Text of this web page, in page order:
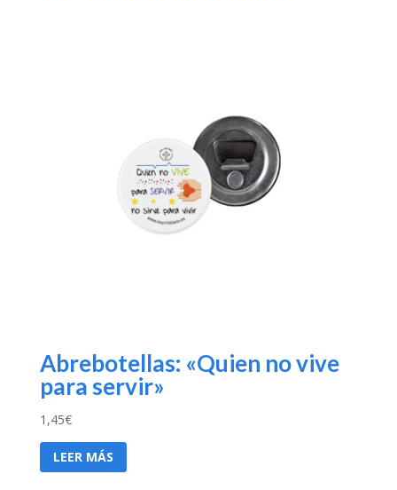
Abrebotellas: «Quien no vive
para servir»
1,45€
LEER MÁS